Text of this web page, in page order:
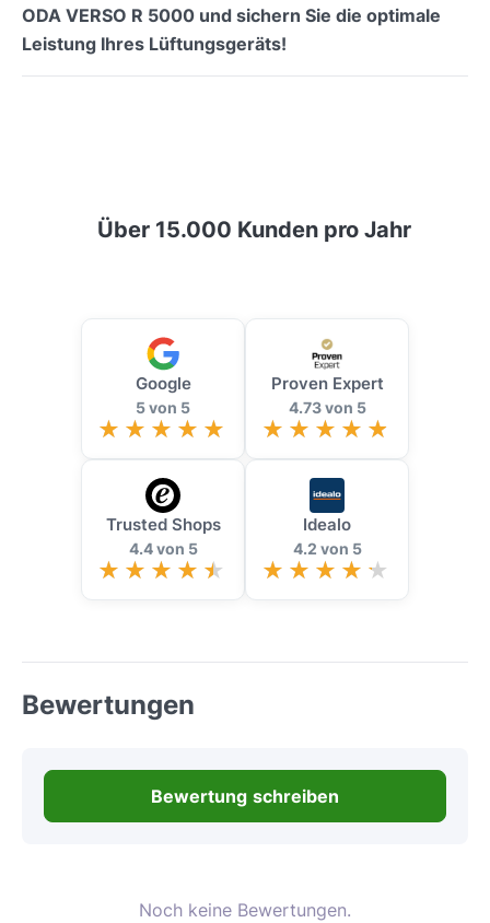
ODA VERSO R 5000 und sichern Sie die optimale
Leistung Ihres Lüftungsgeräts!
Über 15.000 Kunden pro Jahr
Google
5 von 5
Proven Expert
4.73 von 5
Trusted Shops
4.4 von 5
Idealo
4.2 von 5
Bewertungen
Bewertung schreiben
Noch keine Bewertungen.